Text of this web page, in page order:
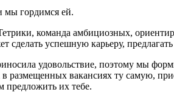
мы гордимся ей.
команда амбициозных,
сделать успешную карьеру,
удовольствие, поэтому мы
размещенных вакансиях ту самую,
предложить их тебе.